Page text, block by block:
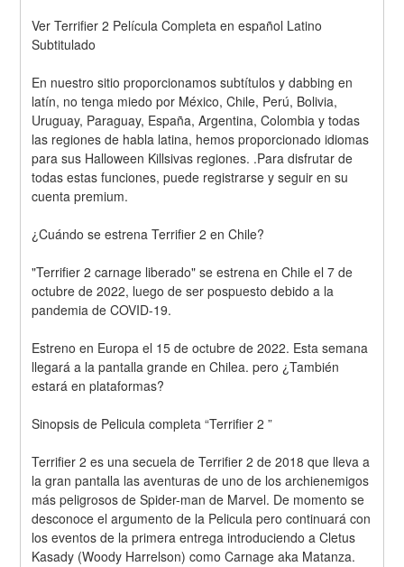
Ver Terrifier 2 Película Completa en español Latino
Subtitulado
En nuestro sitio proporcionamos subtítulos y dabbing en
latín, no tenga miedo por México, Chile, Perú, Bolivia,
Uruguay, Paraguay, España, Argentina, Colombia y todas
las regiones de habla latina, hemos proporcionado idiomas
para sus Halloween Killsivas regiones. .Para disfrutar de
todas estas funciones, puede registrarse y seguir en su
cuenta premium.
¿Cuándo se estrena Terrifier 2 en Chile?
"Terrifier 2 carnage liberado" se estrena en Chile el 7 de
octubre de 2022, luego de ser pospuesto debido a la
pandemia de COVID-19.
Estreno en Europa el 15 de octubre de 2022. Esta semana
llegará a la pantalla grande en Chilea. pero ¿También
estará en plataformas?
Sinopsis de Pelicula completa “Terrifier 2 ”
Terrifier 2 es una secuela de Terrifier 2 de 2018 que lleva a
la gran pantalla las aventuras de uno de los archienemigos
más peligrosos de Spider-man de Marvel. De momento se
desconoce el argumento de la Pelicula pero continuará con
los eventos de la primera entrega introduciendo a Cletus
Kasady (Woody Harrelson) como Carnage aka Matanza.